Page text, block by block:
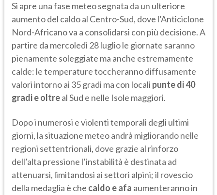
Si apre una fase meteo segnata da un ulteriore
aumento del caldo al Centro-Sud, dove l’Anticiclone
Nord-Africano va a consolidarsi con più decisione. A
partire da mercoledì 28 luglio le giornate saranno
pienamente soleggiate ma anche estremamente
calde: le temperature toccheranno diffusamente
valori intorno ai 35 gradi ma con locali punte di 40
gradi e oltreal Sud e nelle Isole maggiori.
Dopo i numerosi e violenti temporali degli ultimi
giorni, la situazione meteo andrà migliorando nelle
regioni settentrionali, dove grazie al rinforzo
dell’alta pressione l’instabilità è destinata ad
attenuarsi, limitandosi ai settori alpini; il rovescio
della medaglia è che caldo e afa aumenteranno in